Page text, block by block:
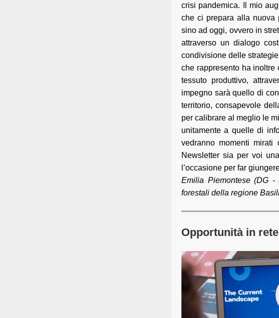
crisi pandemica. Il mio
che ci prepara alla nuova
sino ad oggi, ovvero in
attraverso un dialogo
condivisione delle
che rappresento ha inoltre
tessuto produttivo,
impegno sarà quello di
territorio, consapevole
per calibrare al meglio le
unitamente a quelle di
vedranno momenti
Newsletter sia per voi
l’occasione per far
Emilia Piemontese (DG
forestali della regione
Opportunità in rete